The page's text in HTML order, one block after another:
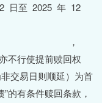
日至 2025 年 12
不行使提前赎回权
交易日则顺延）为首
的有条件赎回条款，